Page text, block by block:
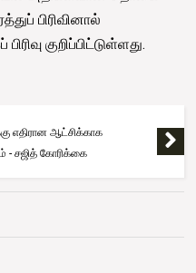
பிரிவினால்
குறிப்பிட்டுள்ளது.
எதிரான ஆட்சிக்காக
- சஜித் கோரிக்கை